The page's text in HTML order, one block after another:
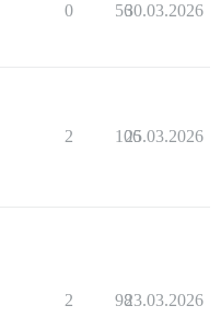
0 5630.03.2026
2 106
25.03.2026
2 9823.03.2026